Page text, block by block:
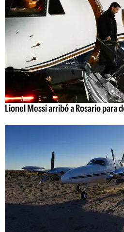
Lionel Messi arribó a Rosario para